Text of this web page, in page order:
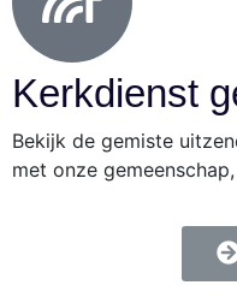
Kerkdienst
Bekijk de gemiste
met onze